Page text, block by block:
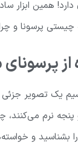
همین ابزار
پرسونا و
یک تصویر
نرم می‌کنند،
بشناسید و